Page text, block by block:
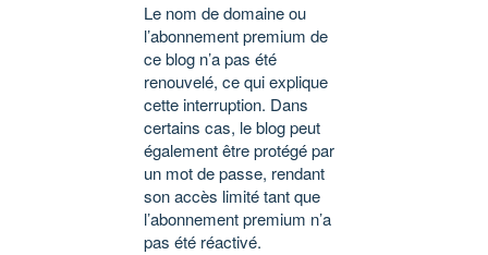
Le nom de domaine ou
l’abonnement premium de
ce blog n’a pas été
renouvelé, ce qui explique
cette interruption. Dans
certains cas, le blog peut
également être protégé par
un mot de passe, rendant
son accès limité tant que
l’abonnement premium n’a
pas été réactivé.